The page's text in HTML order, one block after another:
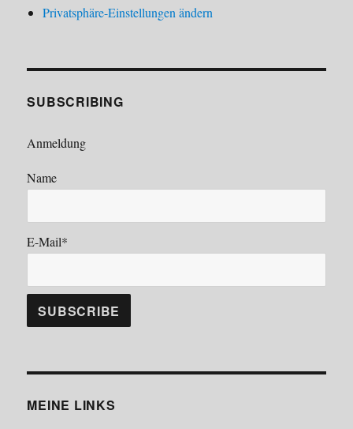
Privatsphäre-Einstellungen ändern
SUBSCRIBING
Anmeldung
Name
E-Mail*
MEINE LINKS